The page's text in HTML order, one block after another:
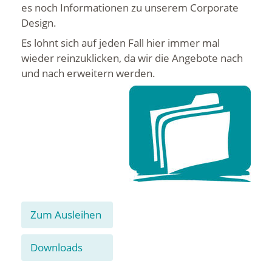
es noch Informationen zu unserem Corporate
Design.
Es lohnt sich auf jeden Fall hier immer mal
wieder reinzuklicken, da wir die Angebote nach
und nach erweitern werden.
Zum Ausleihen
Downloads